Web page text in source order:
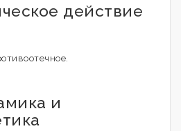
действие
и